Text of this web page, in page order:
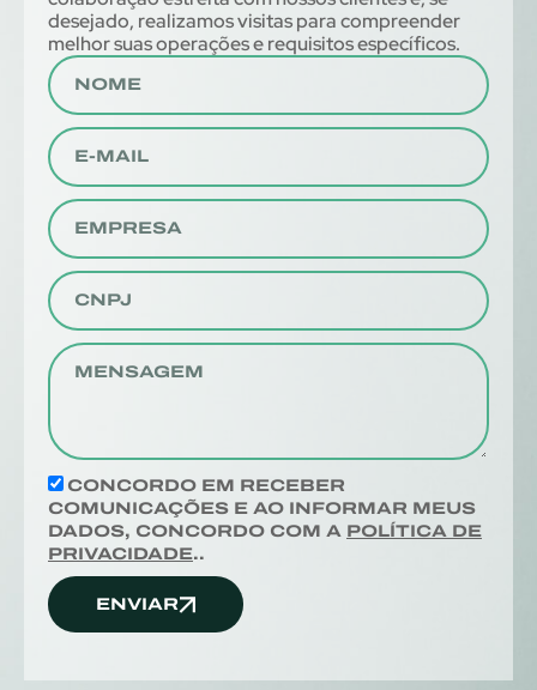
desejado, realizamos visitas para compreender
melhor suas operações e requisitos específicos.
CONCORDO EM RECEBER
COMUNICAÇÕES E AO INFORMAR MEUS
DADOS, CONCORDO COM A POLÍTICA DE
PRIVACIDADE..
ENVIAR